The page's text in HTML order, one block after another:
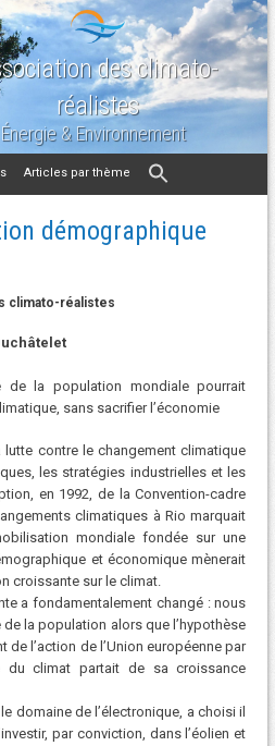
des climato-
réalistes
& Environnement
Articles par thème
démographique
climato-réalistes
de la population mondiale pourrait
sans sacrifier l’économie
contre le changement climatique
les stratégies industrielles et les
en 1992, de la Convention-cadre
climatiques à Rio marquait
mondiale fondée sur une
et économique mènerait
croissante sur le climat.
a fondamentalement changé : nous
la population alors que l’hypothèse
l’action de l’Union européenne par
du climat partait de sa croissance
domaine de l’électronique, a choisi il
par conviction, dans l’éolien et